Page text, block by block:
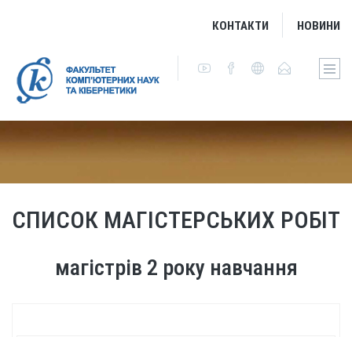
КОНТАКТИ НОВИНИ
СПИСОК МАГІСТЕРСЬКИХ РОБІТ
магістрів 2 року навчання